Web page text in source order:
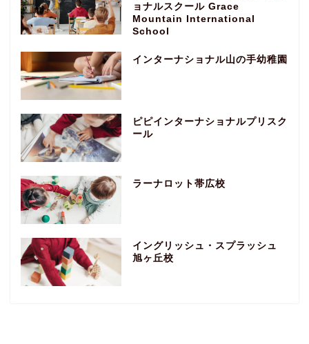
ョナルスクール Grace
Mountain International
School
インターナショナル山の手幼稚園
ピピインターナショナルプリスク
ール
ラーナロット帯広校
イングリッシュ・スプラッシュ
旭ヶ丘校